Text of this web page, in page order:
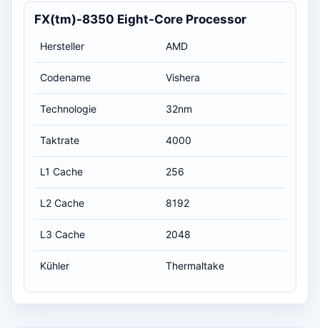
FX(tm)-8350 Eight-Core Processor
Hersteller AMD
Codename Vishera
Technologie 32nm
Taktrate 4000
L1 Cache 256
L2 Cache 8192
L3 Cache 2048
Kühler Thermaltake